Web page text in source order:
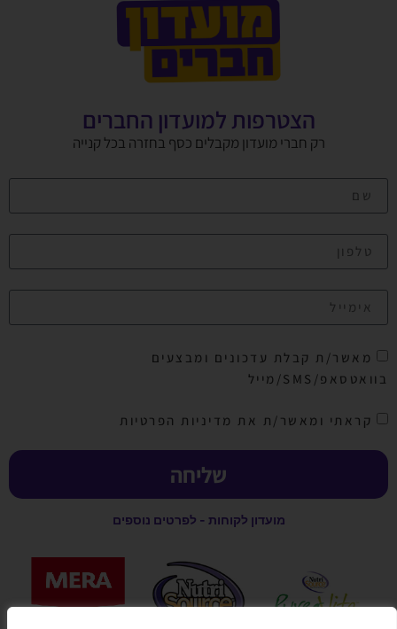
הצטרפות למועדון החברים
רק חברי מועדון מקבלים כסף בחזרה בכל קנייה
מאשר/ת קבלת עדכונים ומבצעים
בוואטסאפ/SMS/מייל
קראתי ומאשר/ת את מדיניות הפרטיות
שליחה
מועדון לקוחות - לפרטים נוספים